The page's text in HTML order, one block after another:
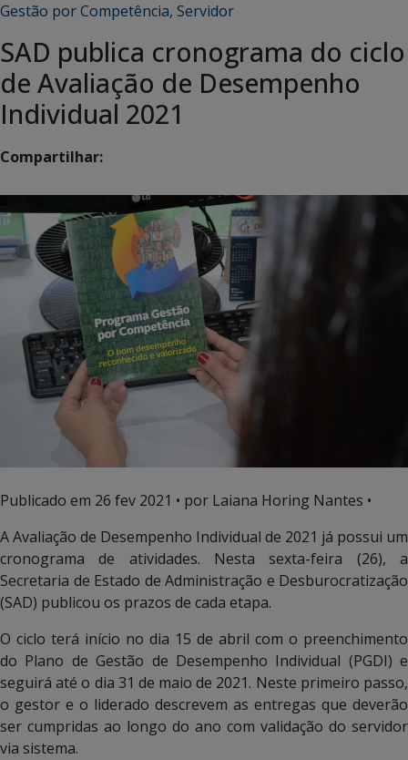
Gestão por Competência, Servidor
SAD publica cronograma do ciclo
de Avaliação de Desempenho
Individual 2021
Compartilhar:
Publicado em 26 fev 2021 • por Laiana Horing Nantes •
A Avaliação de Desempenho Individual de 2021 já possui um
cronograma de atividades. Nesta sexta-feira (26), a
Secretaria de Estado de Administração e Desburocratização
(SAD) publicou os prazos de cada etapa.
O ciclo terá início no dia 15 de abril com o preenchimento
do Plano de Gestão de Desempenho Individual (PGDI) e
seguirá até o dia 31 de maio de 2021. Neste primeiro passo,
o gestor e o liderado descrevem as entregas que deverão
ser cumpridas ao longo do ano com validação do servidor
via sistema.